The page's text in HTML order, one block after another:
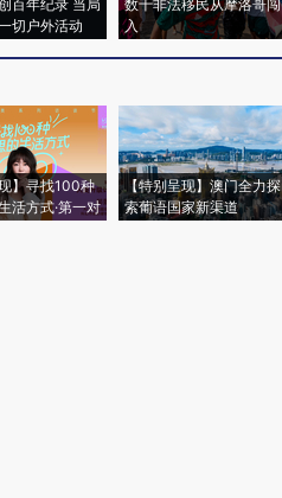
百年纪录 当局
切户外活动
数千非法移民从摩洛哥闯
入
现】寻找100种
活方式·第一对
【特别呈现】澳门全力探
索葡语国家新渠道